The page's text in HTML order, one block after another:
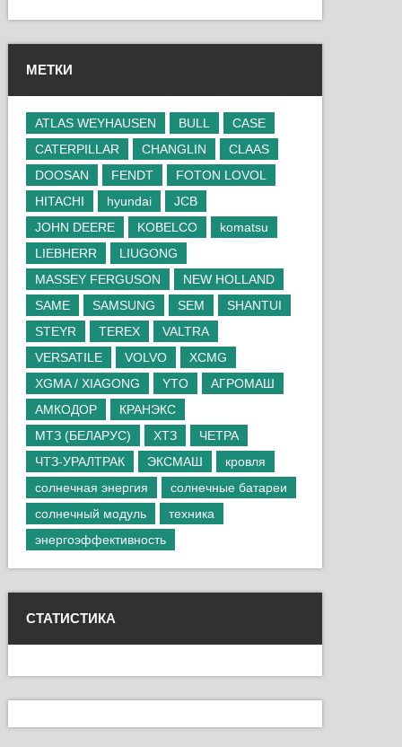
МЕТКИ
ATLAS WEYHAUSEN BULL
CASE
CATERPILLAR
CHANGLIN
CLAAS
DOOSAN
FENDT
FOTON LOVOL
HITACHI
hyundai
JCB
JOHN DEERE
KOBELCO
komatsu
LIEBHERR
LIUGONG
MASSEY FERGUSON
NEW HOLLAND
SAME
SAMSUNG SEM
SHANTUI
STEYR
TEREX
VALTRA
VERSATILE
VOLVO
XCMG
XGMA / XIAGONG
YTO
АГРОМАШ
АМКОДОР
КРАНЭКС
МТЗ (БЕЛАРУС)
ХТЗ
ЧЕТРА
ЧТЗ-УРАЛТРАК
ЭКСМАШ
кровля
солнечная энергия
солнечные батареи
солнечный модуль
техника
энергоэффективность
СТАТИСТИКА